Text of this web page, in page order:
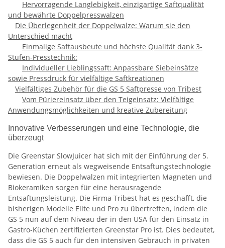
Hervorragende Langlebigkeit, einzigartige Saftqualität
und bewährte Doppelpresswalzen
Die Überlegenheit der Doppelwalze: Warum sie den
Unterschied macht
Einmalige Saftausbeute und höchste Qualität dank 3-
Stufen-Presstechnik:
Individueller Lieblingssaft: Anpassbare Siebeinsätze
sowie Pressdruck für vielfältige Saftkreationen
Vielfältiges Zubehör für die GS 5 Saftpresse von Tribest
Vom Püriereinsatz über den Teigeinsatz: Vielfältige
Anwendungsmöglichkeiten und kreative Zubereitung
Innovative Verbesserungen und eine Technologie, die
überzeugt
Die Greenstar SlowJuicer hat sich mit der Einführung der 5.
Generation erneut als wegweisende Entsaftungstechnologie
bewiesen. Die Doppelwalzen mit integrierten Magneten und
Biokeramiken sorgen für eine herausragende
Entsaftungsleistung. Die Firma Tribest hat es geschafft, die
bisherigen Modelle Elite und Pro zu übertreffen, indem die
GS 5 nun auf dem Niveau der in den USA für den Einsatz in
Gastro-Küchen zertifizierten Greenstar Pro ist. Dies bedeutet,
dass die GS 5 auch für den intensiven Gebrauch in privaten